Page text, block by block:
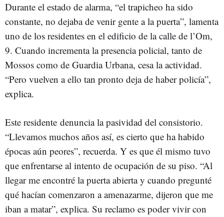
Durante el estado de alarma, “el trapicheo ha sido
constante, no dejaba de venir gente a la puerta”, lamenta
uno de los residentes en el edificio de la calle de l’Om,
9. Cuando incrementa la presencia policial, tanto de
Mossos como de Guardia Urbana, cesa la actividad.
“Pero vuelven a ello tan pronto deja de haber policía”,
explica.
Este residente denuncia la pasividad del consistorio.
“Llevamos muchos años así, es cierto que ha habido
épocas aún peores”, recuerda. Y es que él mismo tuvo
que enfrentarse al intento de ocupación de su piso. “Al
llegar me encontré la puerta abierta y cuando pregunté
qué hacían comenzaron a amenazarme, dijeron que me
iban a matar”, explica. Su reclamo es poder vivir con